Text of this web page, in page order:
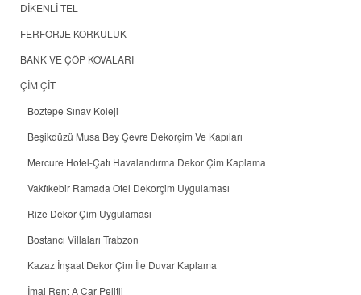
DİKENLİ TEL
FERFORJE KORKULUK
BANK VE ÇÖP KOVALARI
ÇİM ÇİT
Boztepe Sınav Koleji
Beşikdüzü Musa Bey Çevre Dekorçim Ve Kapıları
Mercure Hotel-Çatı Havalandırma Dekor Çim Kaplama
Vakfıkebir Ramada Otel Dekorçim Uygulaması
Rize Dekor Çim Uygulaması
Bostancı Villaları Trabzon
Kazaz İnşaat Dekor Çim İle Duvar Kaplama
İmaj Rent A Car Pelitli